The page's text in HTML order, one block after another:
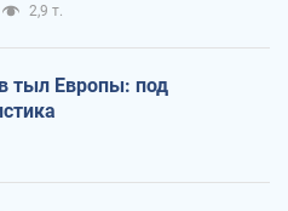
2,9 т.
тыл Европы: под